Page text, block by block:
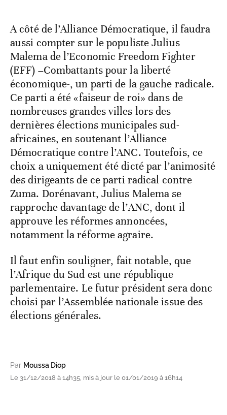
A côté de l’Alliance Démocratique, il faudra
aussi compter sur le populiste Julius
Malema de l’Economic Freedom Fighter
(EFF) –Combattants pour la liberté
économique-, un parti de la gauche radicale.
Ce parti a été «faiseur de roi» dans de
nombreuses grandes villes lors des
dernières élections municipales sud-
africaines, en soutenant l’Alliance
Démocratique contre l’ANC. Toutefois, ce
choix a uniquement été dicté par l’animosité
des dirigeants de ce parti radical contre
Zuma. Dorénavant, Julius Malema se
rapproche davantage de l’ANC, dont il
approuve les réformes annoncées,
notamment la réforme agraire.
Il faut enfin souligner, fait notable, que
l’Afrique du Sud est une république
parlementaire. Le futur président sera donc
choisi par l’Assemblée nationale issue des
élections générales.
Par Moussa Diop
Le 31/12/2018 à 14h35, mis à jour le 01/01/2019 à 16h14